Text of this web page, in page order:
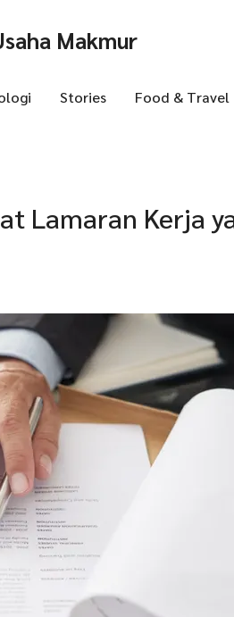
Makmur
Stories Food & Travel
Lamaran Kerja